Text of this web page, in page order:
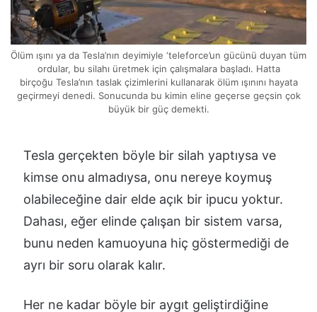
Ölüm ışını ya da Tesla’nın deyimiyle ‘teleforce’un gücünü duyan tüm
ordular, bu silahı üretmek için çalışmalara başladı. Hatta
birçoğu Tesla’nın taslak çizimlerini kullanarak ölüm ışınını hayata
geçirmeyi denedi. Sonucunda bu kimin eline geçerse geçsin çok
büyük bir güç demekti.
Tesla gerçekten böyle bir silah yaptıysa ve
kimse onu almadıysa, onu nereye koymuş
olabileceğine dair elde açık bir ipucu yoktur.
Dahası, eğer elinde çalışan bir sistem varsa,
bunu neden kamuoyuna hiç göstermediği de
ayrı bir soru olarak kalır.
Her ne kadar böyle bir aygıt geliştirdiğine